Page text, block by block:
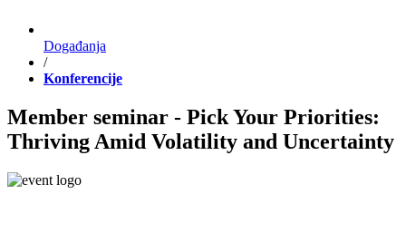
Događanja
/
Konferencije
Member seminar - Pick Your Priorities:
Thriving Amid Volatility and Uncertainty